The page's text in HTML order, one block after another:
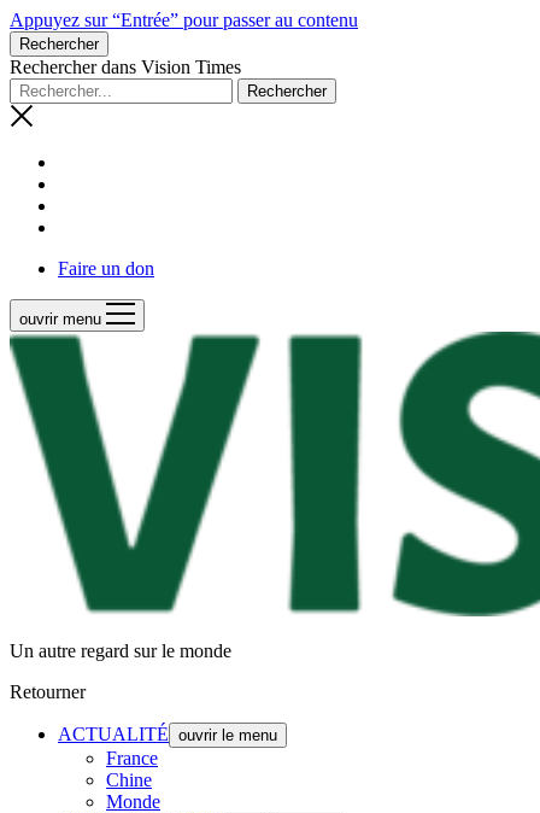
Appuyez sur “Entrée” pour passer au contenu
Rechercher
Rechercher dans Vision Times
Faire un don
ouvrir menu
Un autre regard sur le monde
Retourner
ACTUALITÉ ouvrir le menu
France
Chine
Monde